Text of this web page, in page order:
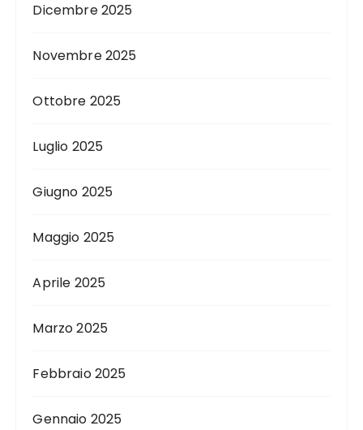
Dicembre 2025
Novembre 2025
Ottobre 2025
Luglio 2025
Giugno 2025
Maggio 2025
Aprile 2025
Marzo 2025
Febbraio 2025
Gennaio 2025